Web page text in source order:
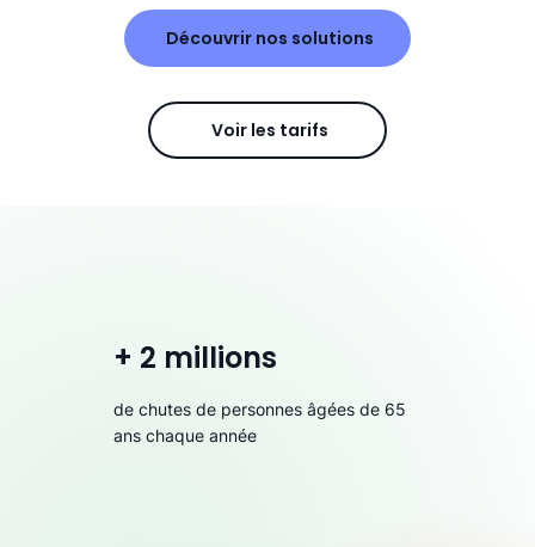
Découvrir nos solutions
Voir les tarifs
+ 2 millions
de chutes de personnes âgées de 65
ans chaque année